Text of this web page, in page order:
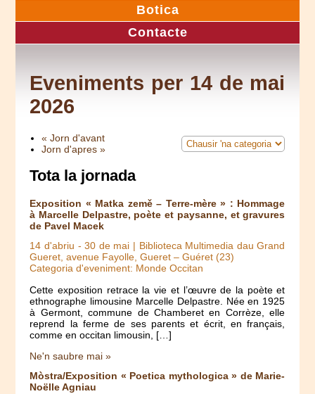
Botica
Contacte
Eveniments per 14 de mai
2026
« Jorn d'avant
Jorn d'apres »
Tota la jornada
Exposition « Matka země – Terre-mère » : Hommage
à Marcelle Delpastre, poète et paysanne, et gravures
de Pavel Macek
14 d'abriu -30 de mai | Biblioteca Multimedia dau Grand
Gueret, avenue Fayolle, Gueret – Guéret (23)
Categoria d'eveniment: Monde Occitan
Cette exposition retrace la vie et l’œuvre de la poète et
ethnographe limousine Marcelle Delpastre. Née en 1925
à Germont, commune de Chamberet en Corrèze, elle
reprend la ferme de ses parents et écrit, en français,
comme en occitan limousin, […]
Ne'n saubre mai »
Mòstra/Exposition « Poetica mythologica » de Marie-
Noëlle Agniau